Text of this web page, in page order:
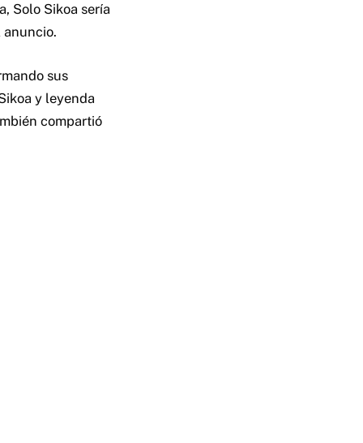
Solo Sikoa sería
anuncio.
sus
y leyenda
compartió